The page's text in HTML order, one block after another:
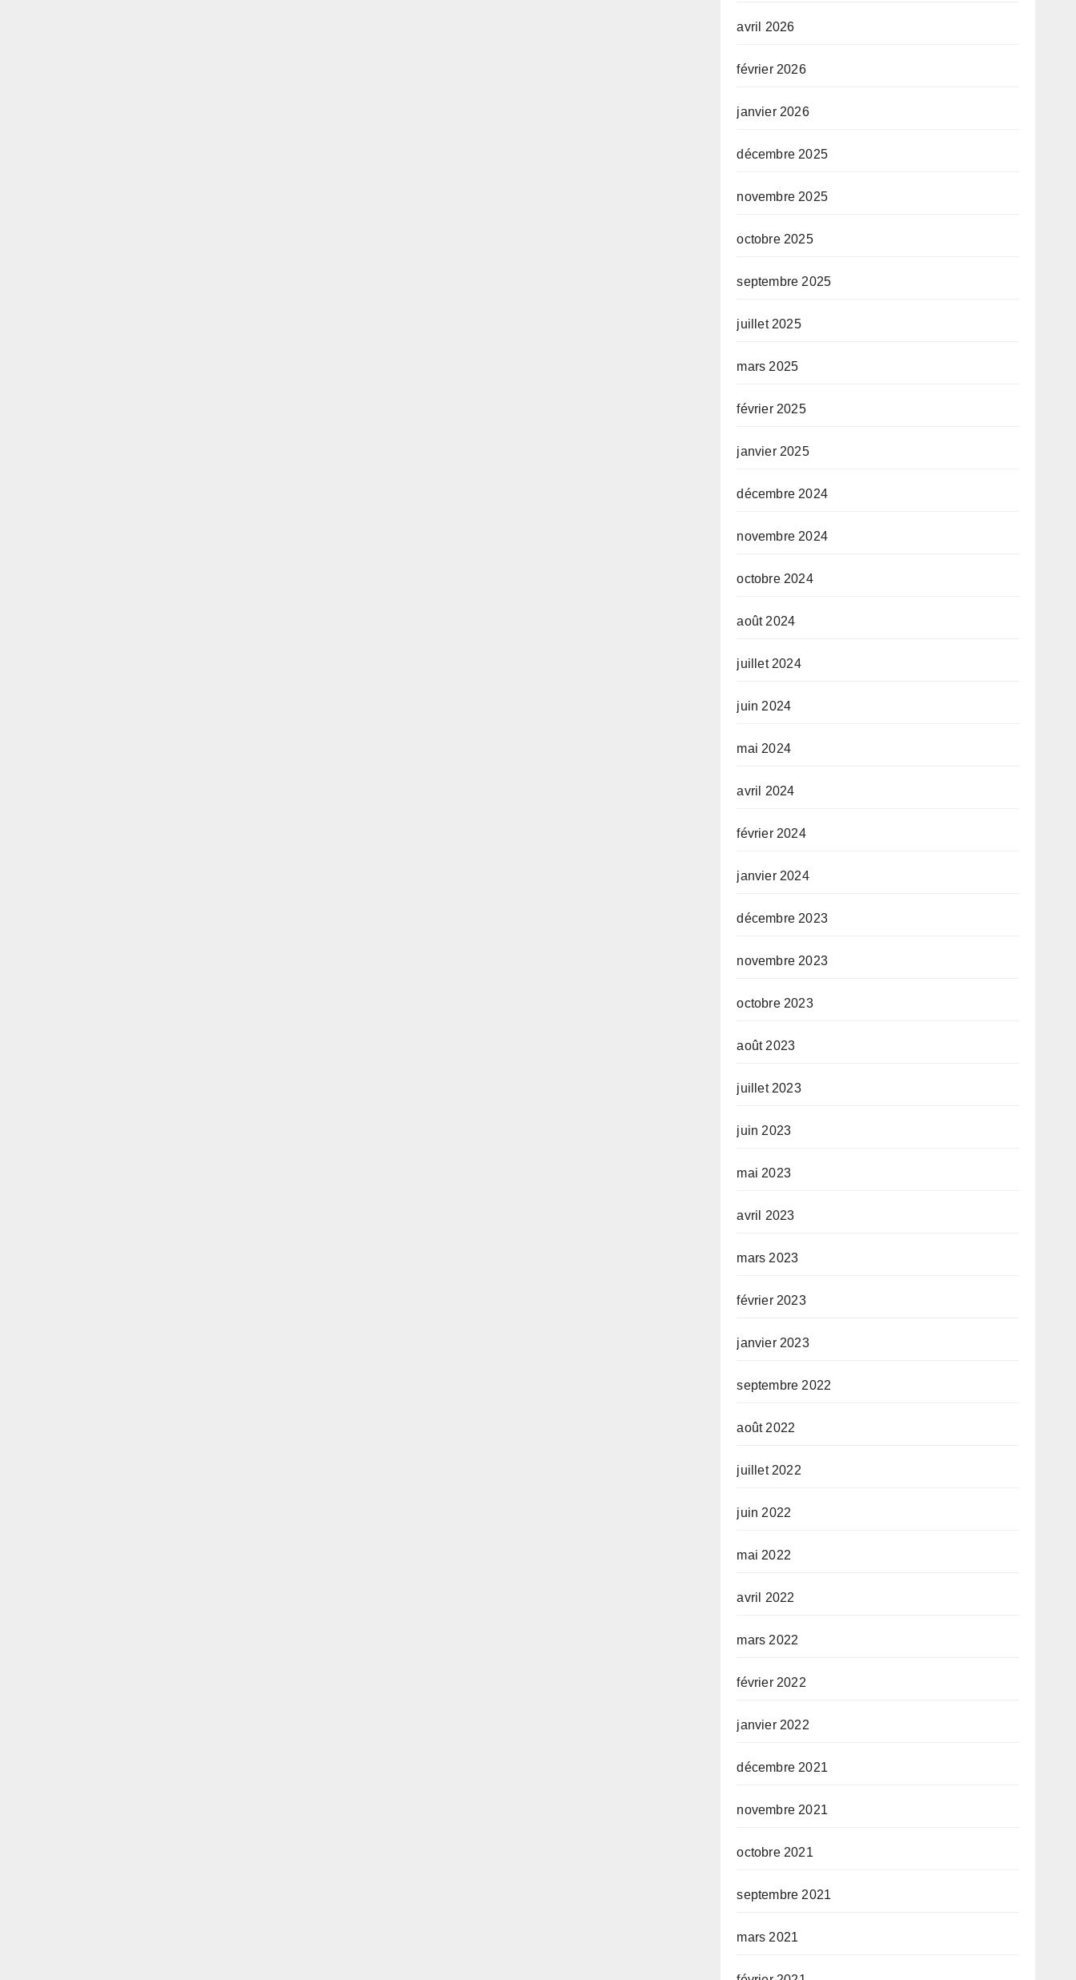
avril 2026
février 2026
janvier 2026
décembre 2025
novembre 2025
octobre 2025
septembre 2025
juillet 2025
mars 2025
février 2025
janvier 2025
décembre 2024
novembre 2024
octobre 2024
août 2024
juillet 2024
juin 2024
mai 2024
avril 2024
février 2024
janvier 2024
décembre 2023
novembre 2023
octobre 2023
août 2023
juillet 2023
juin 2023
mai 2023
avril 2023
mars 2023
février 2023
janvier 2023
septembre 2022
août 2022
juillet 2022
juin 2022
mai 2022
avril 2022
mars 2022
février 2022
janvier 2022
décembre 2021
novembre 2021
octobre 2021
septembre 2021
mars 2021